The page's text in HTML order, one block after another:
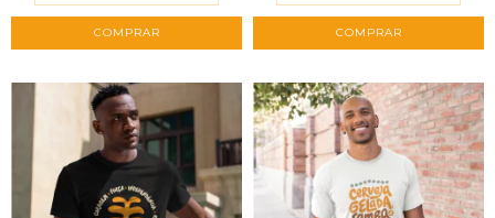
COMPRAR COMPRAR